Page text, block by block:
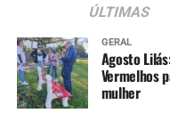
ÚLTIMAS
GERAL
Agosto
Vermelhos
mulher